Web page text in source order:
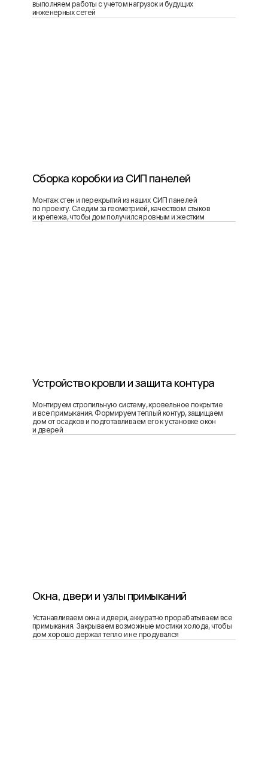
выполняем работы с учетом нагрузок и будущих
инженерных сетей
Сборка коробки из СИП панелей
Монтаж стен и перекрытий из наших СИП панелей
по проекту. Следим за геометрией, качеством стыков
и крепежа, чтобы дом получился ровным и жестким
Устройство кровли и защита контура
Монтируем стропильную систему, кровельное покрытие
и все примыкания. Формируем теплый контур, защищаем
дом от осадков и подготавливаем его к установке окон
и дверей
Окна, двери и узлы примыканий
Устанавливаем окна и двери, аккуратно прорабатываем все
примыкания. Закрываем возможные мостики холода, чтобы
дом хорошо держал тепло и не продувался